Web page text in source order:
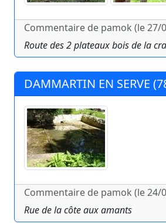
Commentaire de pamok (le 27/
Route des 2 plateaux bois de la
DAMMARTIN EN SERVE
Commentaire de pamok (le 24/
Rue de la côte aux amants